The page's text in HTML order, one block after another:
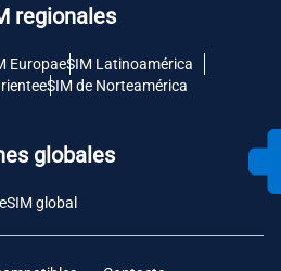
regionales
EuropaeSIM Latinoamérica
eSIM de Norteamérica
globales
eSIM global